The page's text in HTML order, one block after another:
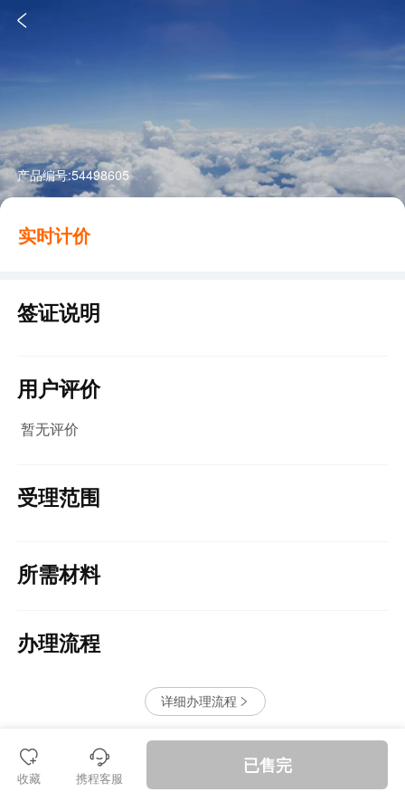

产品编号:54498605
实时计价
签证说明
用户评价
暂无评价
受理范围
所需材料
办理流程
详细办理流程 
退款保障

收藏
󱪩
携程客服
已售完